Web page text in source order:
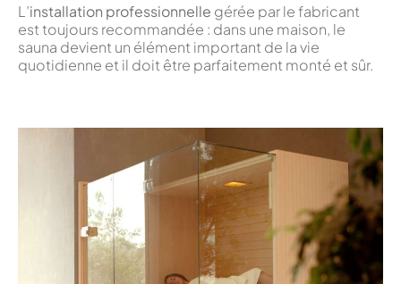
L’installation professionnelle gérée par le fabricant
est toujours recommandée : dans une maison, le
sauna devient un élément important de la vie
quotidienne et il doit être parfaitement monté et sûr.